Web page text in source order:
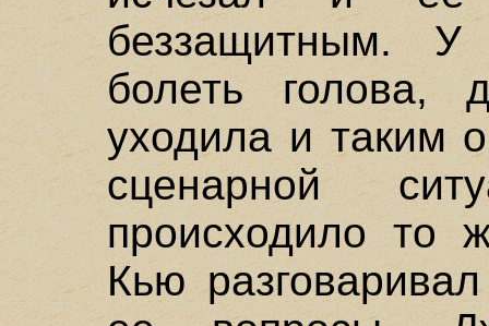
беззащитным.
болеть голова,
уходила и таким
сценарной
происходило то
Кью